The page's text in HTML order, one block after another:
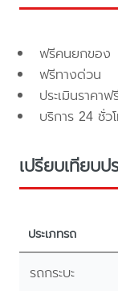
ฟรีคนยกของ
ฟรีทางด่วน
ประเมินราคาฟ
บริการ 24 ชั่ว
เปรียบเทียบป
ประเภทรถ
รถกระบะ